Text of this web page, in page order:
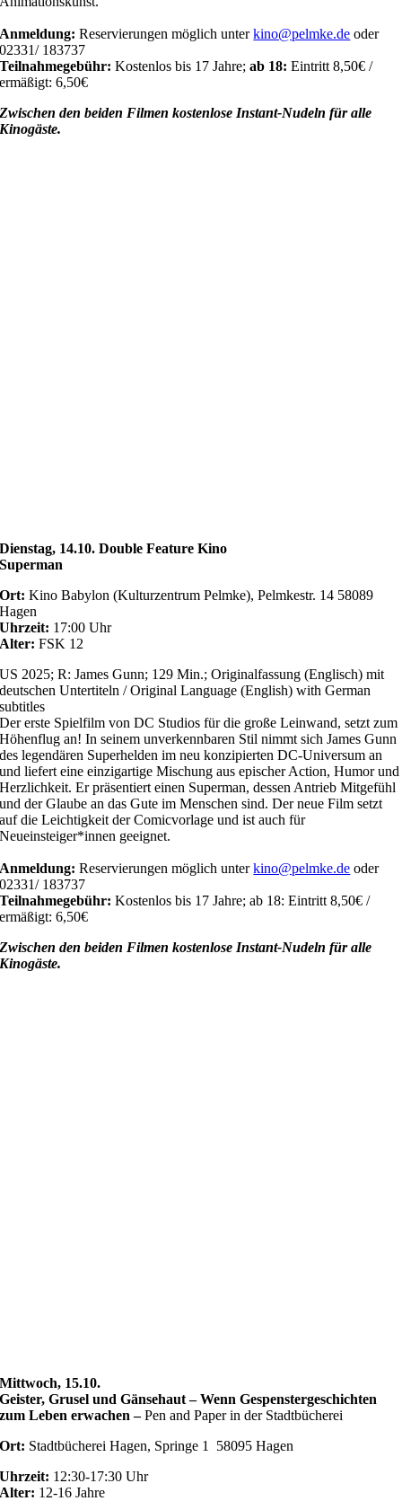
Anmeldung: Reservierungen möglich unterkino@pelmke.de oder
02331/ 183737
Teilnahmegebühr: Kostenlos bis 17 Jahre;ab 18:Eintritt 8,50€ /
ermäßigt: 6,50€
Zwischen den beiden Filmen kostenlose Instant-Nudeln für alle
Kinogäste.
Dienstag, 14.10. Double Feature Kino
Superman
Ort: Kino Babylon (Kulturzentrum Pelmke), Pelmkestr. 14 58089
Hagen
Uhrzeit: 17:00 Uhr
Alter: FSK 12
US 2025; R: James Gunn; 129 Min.; Originalfassung (Englisch) mit
deutschen Untertiteln / Original Language (English) with German
subtitles
Der erste Spielfilm von DC Studios für die große Leinwand, setzt zum
Höhenflug an! In seinem unverkennbaren Stil nimmt sich James Gunn
des legendären Superhelden im neu konzipierten DC-Universum an
und liefert eine einzigartige Mischung aus epischer Action, Humor und
Herzlichkeit. Er präsentiert einen Superman, dessen Antrieb Mitgefühl
und der Glaube an das Gute im Menschen sind. Der neue Film setzt
auf die Leichtigkeit der Comicvorlage und ist auch für
Neueinsteiger*innen geeignet.
Anmeldung: Reservierungen möglich unterkino@pelmke.de oder
02331/ 183737
Teilnahmegebühr: Kostenlos bis 17 Jahre; ab 18:Eintritt 8,50€ /
ermäßigt: 6,50€
Zwischen den beiden Filmen kostenlose Instant-Nudeln für alle
Kinogäste.
Mittwoch, 15.10.
Geister, Grusel und Gänsehaut – Wenn Gespenstergeschichten
zum Leben erwachen –Pen and Paper in der Stadtbücherei
Ort: Stadtbücherei Hagen, Springe 1 58095 Hagen
Uhrzeit: 12:30-17:30 Uhr
Alter: 12-16 Jahre